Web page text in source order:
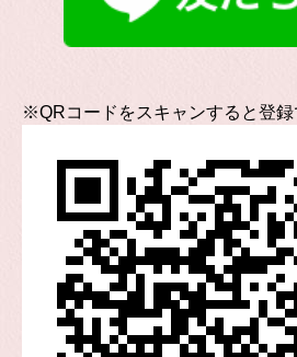
※QRコードをスキャンすると登録